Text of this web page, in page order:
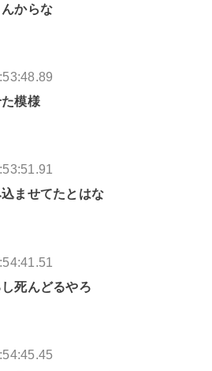
からな
模様
ませてたとはな
死んどるやろ